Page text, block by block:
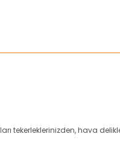
tekerleklerinizden, hava